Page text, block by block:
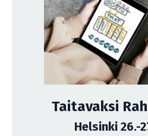
Taitavaksi
Helsinki 26.-